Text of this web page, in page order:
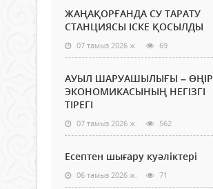
ЖАҢАҚОРҒАНДА СУ ТАРАТУ
СТАНЦИЯСЫ ІСКЕ ҚОСЫЛДЫ
07 тамыз 2026 ж. 69
АУЫЛ ШАРУАШЫЛЫҒЫ – ӨҢІР
ЭКОНОМИКАСЫНЫҢ НЕГІЗГІ
ТІРЕГІ
07 тамыз 2026 ж. 562
Есептен шығару куәліктері
06 тамыз 2026 ж. 71